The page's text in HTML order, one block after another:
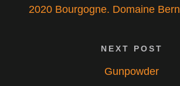
2020 Bourgogne. Domaine
NEXT POST
Gunpowder